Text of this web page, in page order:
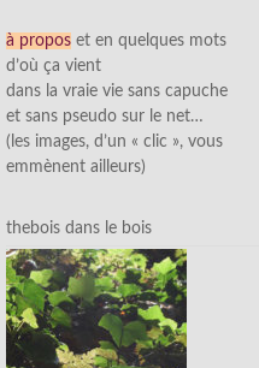
à propos et en quelques mots
d’où ça vient
dans la vraie vie sans capuche
et sans pseudo sur le net…
(les images, d’un « clic », vous
emmènent ailleurs)
thebois dans le bois